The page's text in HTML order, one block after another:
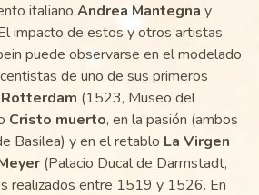
italiano Andrea Mantegna y
impacto de estos y otros artistas
puede observarse en el modelado
de uno de sus primeros
(1523, Museo del
Cristo muerto, en la pasión (ambos
Basilea) y en el retablo La Virgen
(Palacio Ducal de Darmstadt,
realizados entre 1519 y 1526. En